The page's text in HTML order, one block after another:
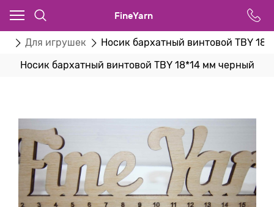
FineYarn
Для игрушек Носик бархатный винтовой TBY
Носик бархатный винтовой TBY 18*14 мм черный